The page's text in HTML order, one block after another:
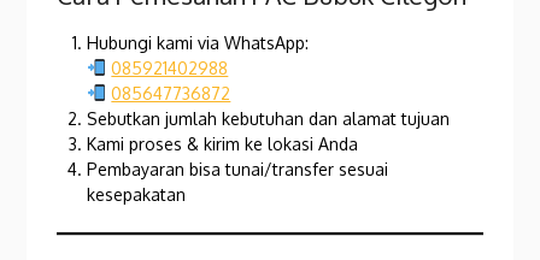
Hubungi kami via WhatsApp:
085921402988
085647736872
Sebutkan jumlah kebutuhan dan alamat tujuan
Kami proses & kirim ke lokasi Anda
Pembayaran bisa tunai/transfer sesuai
kesepakatan